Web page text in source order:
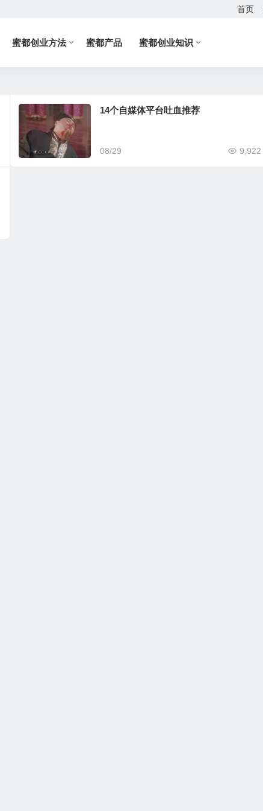
首页
蜜都创业方法 蜜都产品 蜜都创业知识
14个自媒体平台吐血推荐
08/29 9,922